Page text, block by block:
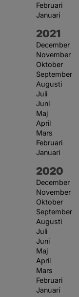
Februari
Januari
År:
2021
December
November
Oktober
September
Augusti
Juli
Juni
Maj
April
Mars
Februari
Januari
År:
2020
December
November
Oktober
September
Augusti
Juli
Juni
Maj
April
Mars
Februari
Januari